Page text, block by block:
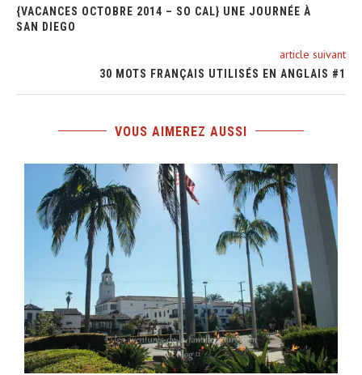
{VACANCES OCTOBRE 2014 – SO CAL} UNE JOURNÉE À
SAN DIEGO
article suivant
30 MOTS FRANÇAIS UTILISÉS EN ANGLAIS #1
VOUS AIMEREZ AUSSI